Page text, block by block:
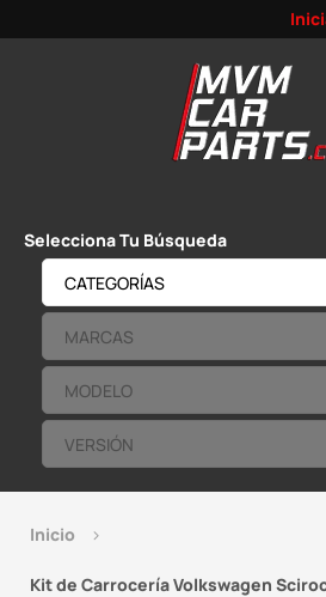
Selecciona Tu Búsqueda
Inicio
Kit de Carrocería Volkswagen